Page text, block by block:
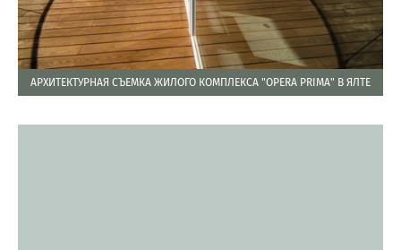
АРХИТЕКТУРНАЯ СЪЕМКА ЖИЛОГО КОМПЛЕКСА "OPERA PRIMA" В ЯЛТЕ